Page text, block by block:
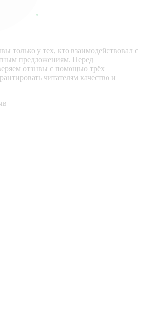
только у тех, кто взаимодействовал с
предложениям. Перед
отзывы с помощью трёх
читателям качество и